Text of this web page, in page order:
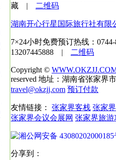
藏 | 二维码
湖南开心行星国际旅行社有限
7×24小时免费预订热线：
13207445888 |
二维码
Copyright ©
reserved 地址：湖南省张家界
travel@okzjj.com 预订付款
友情链接： 张家界客栈 张家
张家界会议会展网 张家界旅游
湘公网安备 43080202000185
分享到：